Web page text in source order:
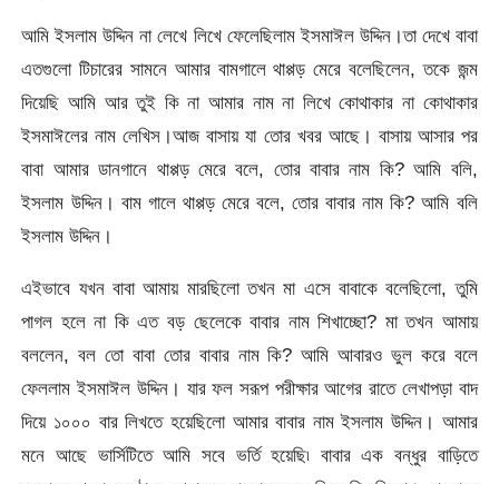
আমি ইসলাম উদ্দিন না লেখে লিখে ফেলেছিলাম ইসমাঈল উদ্দিন।তা দেখে বাবা
এতগুলো টিচারের সামনে আমার বামগালে থাপ্পড় মেরে বলেছিলেন, তকে জন্ম
দিয়েছি আমি আর তুই কি না আমার নাম না লিখে কোথাকার না কোথাকার
ইসমাঈলের নাম লেখিস।আজ বাসায় যা তোর খবর আছে। বাসায় আসার পর
বাবা আমার ডানগানে থাপ্পড় মেরে বলে, তোর বাবার নাম কি? আমি বলি,
ইসলাম উদ্দিন। বাম গালে থাপ্পড় মেরে বলে, তোর বাবার নাম কি? আমি বলি
ইসলাম উদ্দিন।
এইভাবে যখন বাবা আমায় মারছিলো তখন মা এসে বাবাকে বলেছিলো, তুমি
পাগল হলে না কি এত বড় ছেলেকে বাবার নাম শিখাচ্ছো? মা তখন আমায়
বললেন, বল তো বাবা তোর বাবার নাম কি? আমি আবারও ভুল করে বলে
ফেললাম ইসমাঈল উদ্দিন। যার ফল সরূপ পরীক্ষার আগের রাতে লেখাপড়া বাদ
দিয়ে ১০০০ বার লিখতে হয়েছিলো আমার বাবার নাম ইসলাম উদ্দিন। আমার
মনে আছে ভার্সিটিতে আমি সবে ভর্তি হয়েছি৷ বাবার এক বন্ধুর বাড়িতে